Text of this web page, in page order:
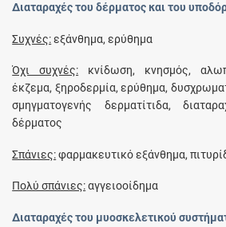
Διαταραχές του δέρματος και του
Συχνές:εξάνθημα, ερύθημα
Όχι συχνές: κνίδωση, κνησμός,
έκζεμα, ξηροδερμία, ερύθημα,
σμηγματογενής δερματίτιδα,
δέρματος
Σπάνιες:φαρμακευτικό εξάνθημα,
Πολύ σπάνιες:αγγειοοίδημα
Διαταραχές του μυοσκελετικού